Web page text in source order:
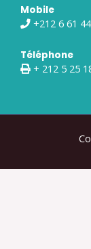
Mobile
+212 6 61
Téléphone
+ 212 5 25